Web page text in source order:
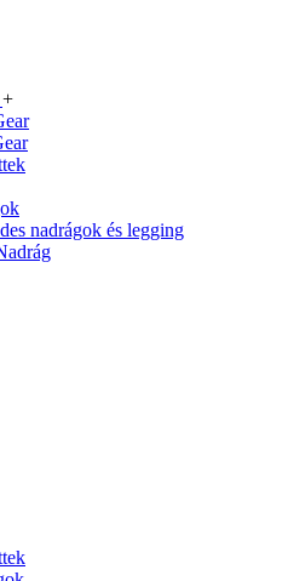
+
nadrágok és legging